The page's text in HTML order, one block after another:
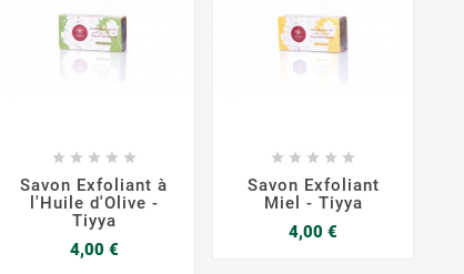
    
Savon Exfoliant à
l'Huile d'Olive -
Tiyya
4,00 €Prix
    
Savon Exfoliant
Miel - Tiyya
4,00 €